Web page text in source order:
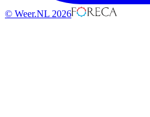
© Weer.NL 2026